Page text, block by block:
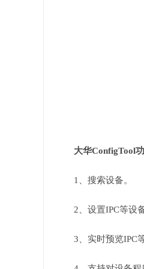
大华ConfigTool
1、搜索设备。
2、设置IPC等设
3、实时预览IPC